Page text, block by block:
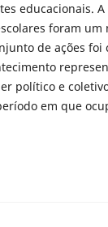
educacionais.
foram
de ações
político e
em que